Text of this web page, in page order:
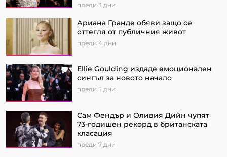
преди 3 дни
Ариана Гранде обяви защо се
оттегля от публичния живот
преди 4 дни
Ellie Goulding издаде емоционален
сингъл за новото начало
преди 5 дни
Сам Фендър и Оливия Дийн чупят
73-годишен рекорд в британската
класация
преди 7 дни